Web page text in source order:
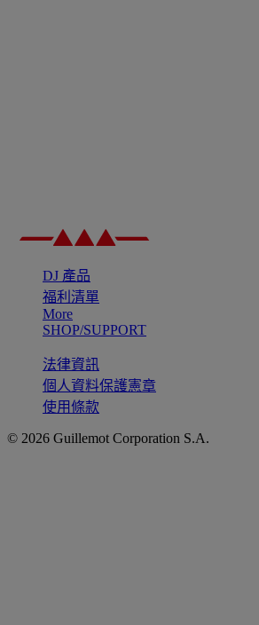
DJ 產品
福利清單
More
SHOP/SUPPORT
法律資訊
個人資料保護憲章
使用條款
© 2026 Guillemot Corporation S.A.